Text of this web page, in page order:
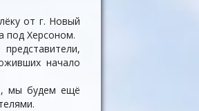
от г. Новый
под Херсоном.
начало
мы будем ещё